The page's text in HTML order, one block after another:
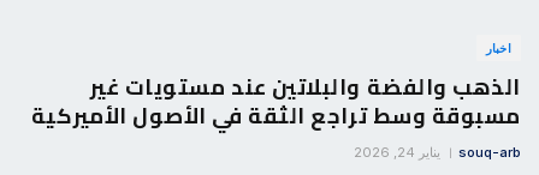
اخبار
الذهب والفضة والبلاتين عند مستويات غير
مسبوقة وسط تراجع الثقة في الأصول الأميركية
souq-arb يناير 24, 2026